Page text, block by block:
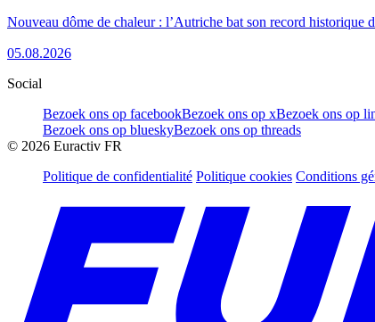
Nouveau dôme de chaleur : l’Autriche bat son record historique
05.08.2026
Social
Bezoek ons op facebookBezoek ons op xBezoek ons op
Bezoek ons op blueskyBezoek ons op threads
© 2026 Euractiv FR
Politique de confidentialité Politique cookies Conditions